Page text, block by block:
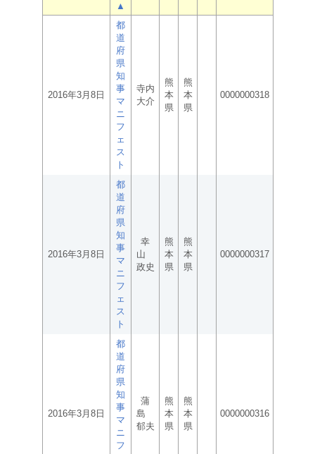
▲
2016年3月8日
都
道
府
県
知
事
マ
ニ
フ
ェ
ス
ト
寺内
大介
熊
本
県
熊
本
県
0000000318
2016年3月8日
都
道
府
県
知
事
マ
ニ
フ
ェ
ス
ト
幸
山
政史
熊
本
県
熊
本
県
0000000317
2016年3月8日
都
道
府
県
知
事
マ
ニ
フ
蒲
島
郁夫
熊
本
県
熊
本
県
0000000316